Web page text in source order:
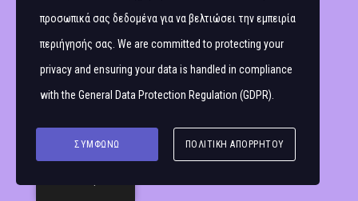
προσωπικά σας δεδομένα για να βελτιώσει την εμπειρία
περιήγησής σας. We are committed to protecting your
privacy and ensuring your data is handled in compliance
with the General Data Protection Regulation (GDPR)
ΣΥΜΦΩΝΏ ΠΟΛΙΤΙΚΉ ΑΠΟΡΡΉΤΟΥ